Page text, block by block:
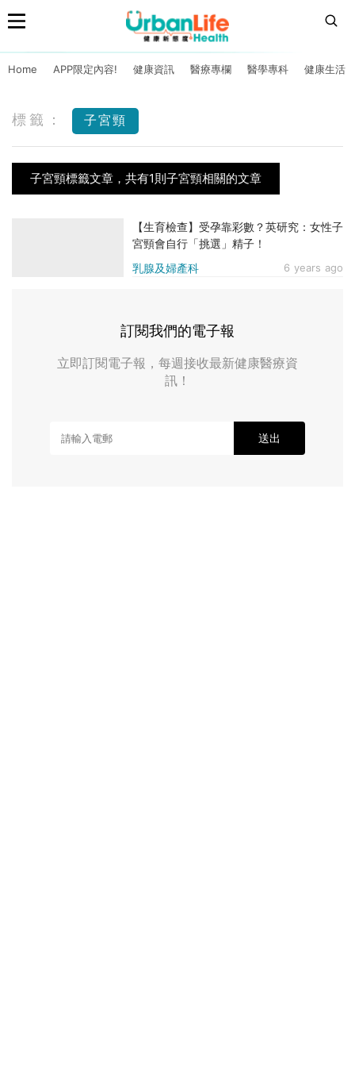
Home APP限定內容! 健康資訊 醫療專欄 醫學專科 健康生活
標籤： 子宮頸
子宮頸標籤文章，共有1則子宮頸相關的文章
乳腺及婦產科 6 years ago
【生育檢查】受孕靠彩數？英研究：女性子
宮頸會自行「挑選」精子！
訂閱我們的電子報
立即訂閱電子報，每週接收最新健康醫療資
訊！
送出